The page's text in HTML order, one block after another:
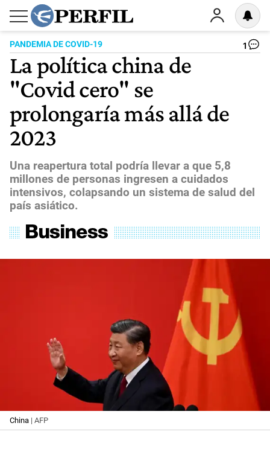
PANDEMIA DE COVID-19 1
La política china de
"Covid cero" se
prolongaría más allá de
2023
Una reapertura total podría llevar a que 5,8
millones de personas ingresen a cuidados
intensivos, colapsando un sistema de salud del
país asiático.
China | AFP